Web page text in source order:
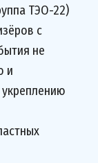
ТЭО-22)
с
не
и